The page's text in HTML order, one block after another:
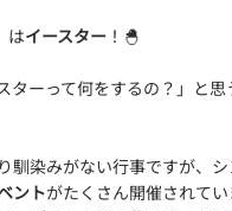
はイースター ！🐣
ターって何をするの？」と
馴染みがない行事ですが、
ントがたくさん開催されて